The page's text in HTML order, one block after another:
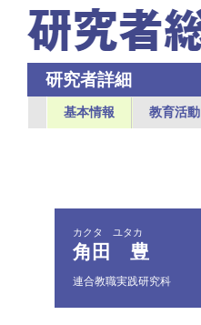
研究者詳細
基本情報 教育活動
カクタ ユタカ
角田 豊
連合教職実践研究科